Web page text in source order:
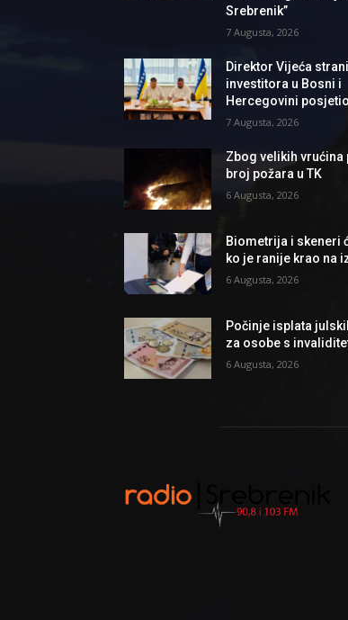
Srebrenik”
7 Augusta, 2026
Direktor Vijeća
investitora u Bosni i
Hercegovini
7 Augusta, 2026
Zbog velikih vrućina
broj požara u TK
6 Augusta, 2026
Biometrija i skeneri
ko je ranije krao na
6 Augusta, 2026
Počinje isplata
za osobe s
6 Augusta, 2026